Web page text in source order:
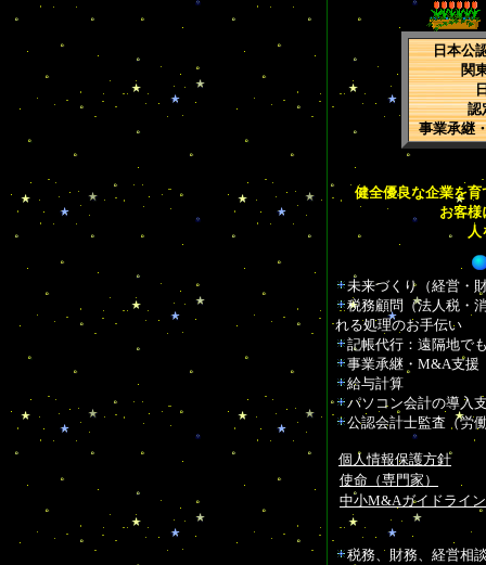
日本公
関
認
事業承継
健全優良な企業を
お客様
人
未来づくり（経営・
税務顧問（法人税・
れる処理のお手伝い
記帳代行：遠隔地で
事業承継・M&A支援
給与計算
パソコン会計の導入
公認会計士監査（労
個人情報保護方針
使命（専門家）
中小M&Aガイドライ
税務、財務、経営相